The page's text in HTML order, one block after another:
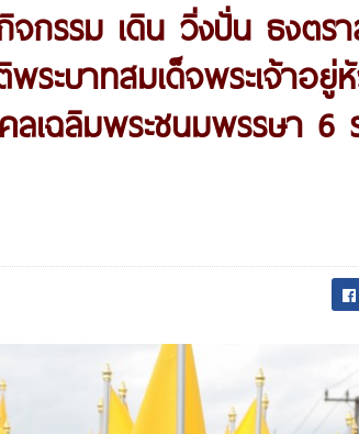
จกรรม เดิน วิ่งปั่น ธงต
พระบาทสมเด็จพระเจ้าอยู่
ลเฉลิมพระชนมพรรษา